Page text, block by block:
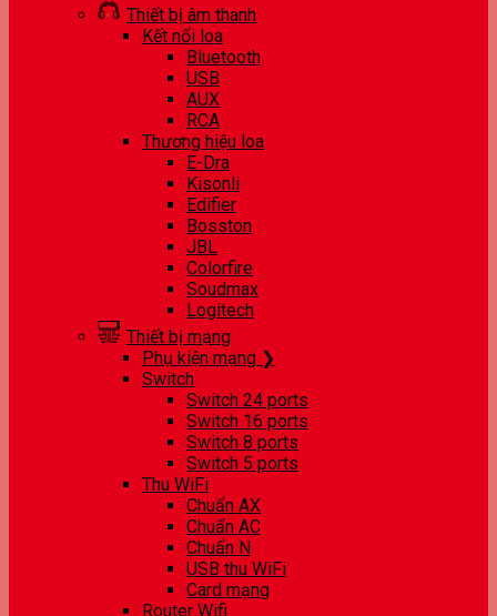
Thiết bị âm thanh
Kết nối loa
Bluetooth
USB
AUX
RCA
Thương hiệu loa
E-Dra
Kisonli
Edifier
Bosston
JBL
Colorfire
Soudmax
Logitech
Thiết bị mạng
Phụ kiện mạng ❯
Switch
Switch 24 ports
Switch 16 ports
Switch 8 ports
Switch 5 ports
Thu WiFi
Chuẩn AX
Chuẩn AC
Chuẩn N
USB thu WiFi
Card mạng
Router Wifi